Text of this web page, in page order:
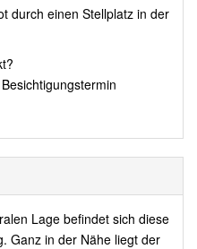
durch einen Stellplatz in der
Lage befindet sich diese
Ganz in der Nähe liegt der